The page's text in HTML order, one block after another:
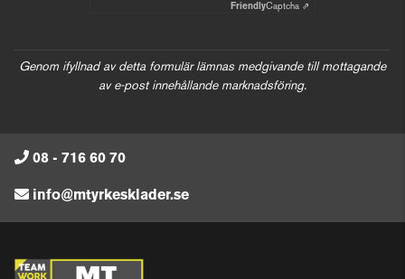
FriendlyCaptcha ⇗
Genom ifyllnad av detta formulär lämnas medgivande till mottagande
av e-post innehållande marknadsföring.
08 - 716 60 70
info@mtyrkesklader.se